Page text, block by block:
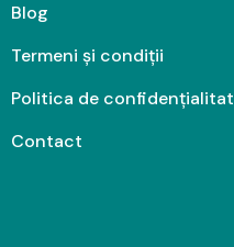
Blog
Termeni și condiții
Politica de
Contact